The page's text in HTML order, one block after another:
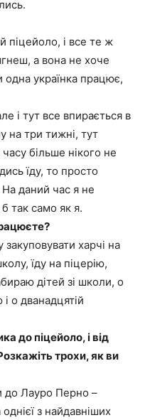
піцейоло, і все те ж
а вона не хоче
одна українка працює,
і тут все впирається в
на три тижні, тут
більше нікого не
їду, то просто
даний час я не
так само як я.
харчі на
їду на піцерію,
дітей зі школи, о
о дванадцятій
до піцейоло, і від
трохи, як ви
до Лауро Перно –
з найдавніших